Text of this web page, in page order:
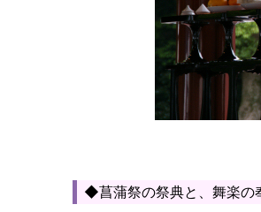
◆菖蒲祭の祭典と、舞楽の